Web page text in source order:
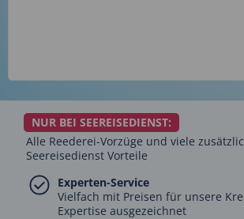
NUR BEI SEEREISEDIENST:
Alle Reederei-Vorzüge und viele
Seereisedienst Vorteile
Experten-Service
Vielfach mit Preisen für unsere
Expertise ausgezeichnet